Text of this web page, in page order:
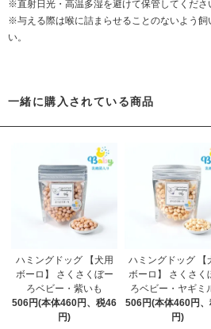
※直射日光・高温多湿を避けて保管してくださ
※与える際は喉に詰まらせることのないよう飼
い。
一緒に購入されている商品
ハミングドッグ 【犬用
ボーロ】 さくさくぼー
ろベビー・紫いも
506円(本体460円、税46
円)
ハミングドッグ 【
ボーロ】 さくさく
ろベビー・ヤギミ
506円(本体460円
円)